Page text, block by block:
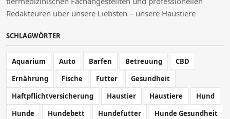
Redakteuren über unsere Liebsten – unsere Haustiere
SCHLAGWÖRTER
Aquarium Auto Barfen Betreuung
CBD
Ernährung
Fische Futter
Gesundheit
Haftpflichtversicherung
Haustier Haustiere
Hund
Hunde
Hundebett Hundefutter
Hunde Gesundheit